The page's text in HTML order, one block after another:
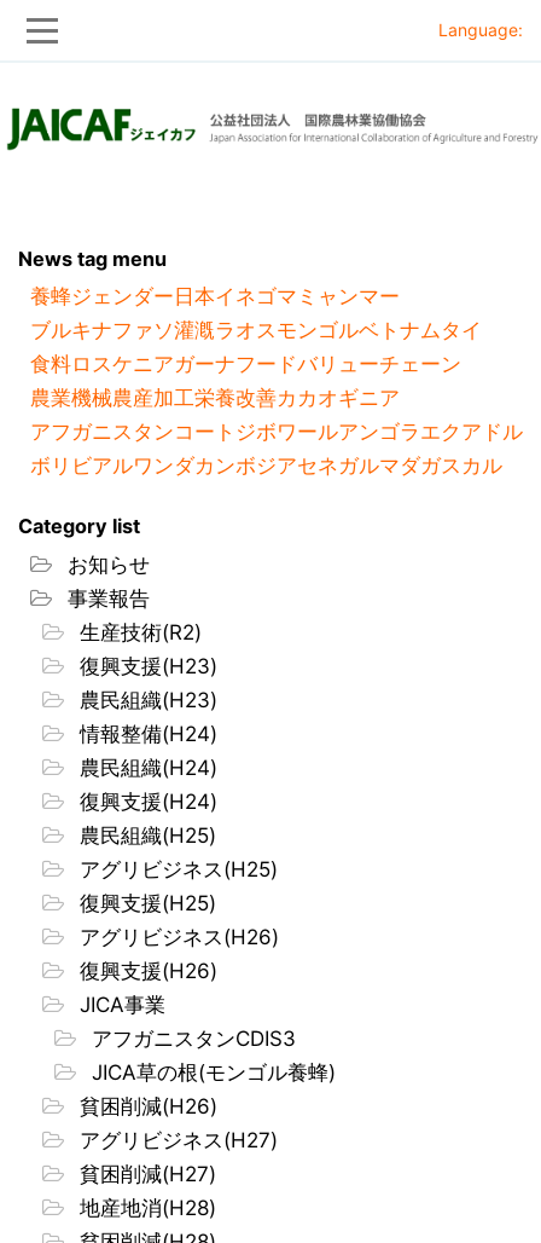
to
to
Language:
News tag menu
養蜂ジェンダー 日本イネゴマ ミャンマー
ブルキナファソ灌漑ラオスモンゴルベトナムタイ
食料ロスケニアガーナフードバリューチェーン
農業機械農産加工栄養改善カカオギニア
アフガニスタンコートジボワールアンゴラ エクアドル
ボリビアルワンダカンボジアセネガルマダガスカル
Category list
お知らせ
事業報告
生産技術(R2)
復興支援(H23)
農民組織(H23)
情報整備(H24)
農民組織(H24)
復興支援(H24)
農民組織(H25)
アグリビジネス(H25)
復興支援(H25)
アグリビジネス(H26)
復興支援(H26)
JICA事業
アフガニスタンCDIS3
JICA草の根(モンゴル養蜂)
貧困削減(H26)
アグリビジネス(H27)
貧困削減(H27)
地産地消(H28)